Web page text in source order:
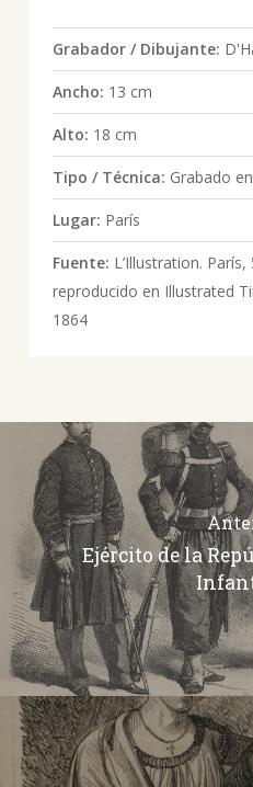
Grabador / Dibujante:
Ancho: 13 cm
Alto: 18 cm
Tipo / Técnica: Grabado
Lugar: París
Fuente: L’Illustration.
reproducido en Illustrated
1864
Ejército de la